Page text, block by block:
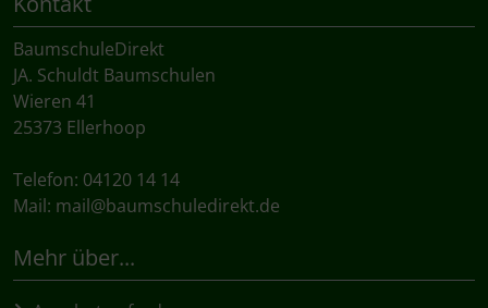
BaumschuleDirekt
JA. Schuldt Baumschulen
Wieren 41
25373 Ellerhoop
Telefon: 04120 14 14
Mail: mail@baumschuledirekt.de
Mehr über...